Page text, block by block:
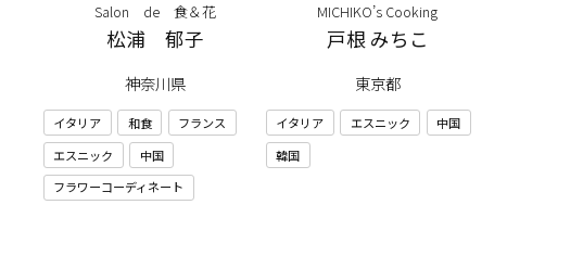
Salon de 食＆花
松浦 郁子
神奈川県
イタリア 和食
フランス
エスニック
中国
フラワーコーディネート
MICHIKO’s Cooking
戸根 みちこ
東京都
イタリア エスニック
中国
韓国